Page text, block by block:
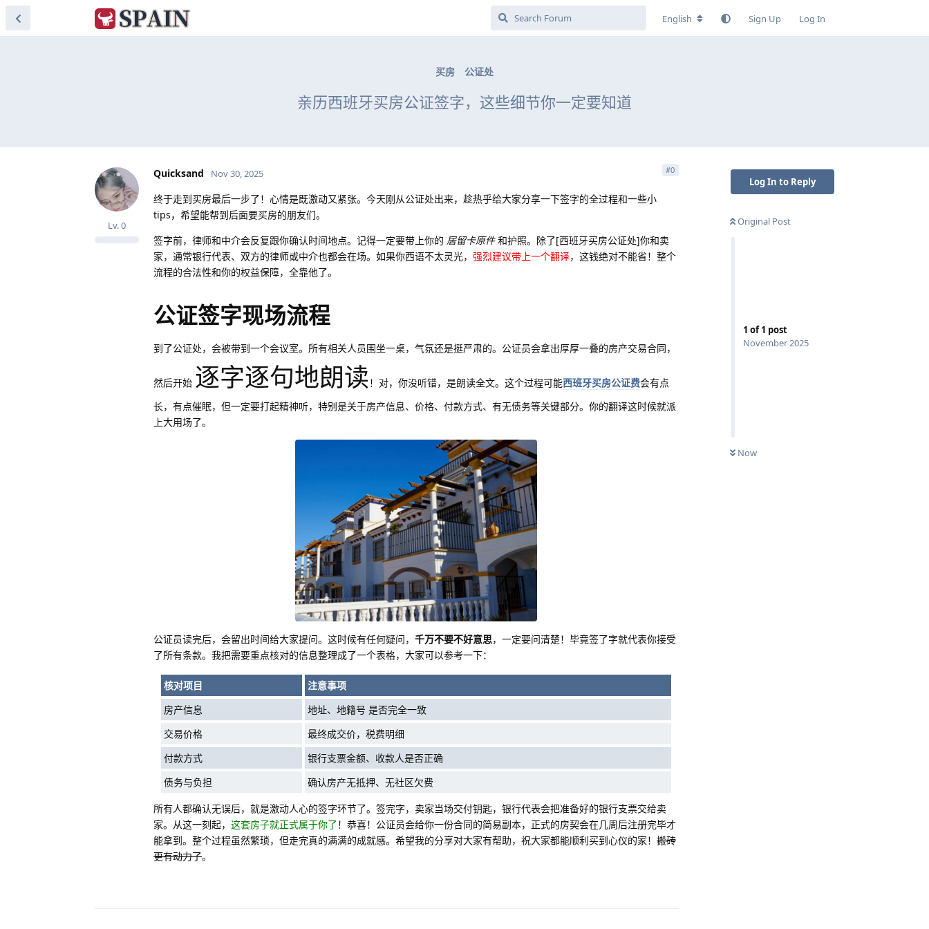
English Sign Up Log In
买房 公证处
亲历西班牙买房公证签字，这些细节你一定要知道
Log In to Reply
Original Post
1 of1 post
November 2025
Now
Quicksand
Lv.0
Nov 30, 2025 #0
终于走到买房最后一步了！心情是既激动又紧张。今天刚从公证处出来，趁热乎给大家分享一下签字的全过程和一些小
tips，希望能帮到后面要买房的朋友们。
签字前，律师和中介会反复跟你确认时间地点。记得一定要带上你的 居留卡原件和护照。除了[西班牙买房公证处]你和卖
家，通常银行代表、双方的律师或中介也都会在场。如果你西语不太灵光， 强烈建议带上一个翻译，这钱绝对不能省！整个
流程的合法性和你的权益保障，全靠他了。
公证签字现场流程
到了公证处，会被带到一个会议室。所有相关人员围坐一桌，气氛还是挺严肃的。公证员会拿出厚厚一叠的房产交易合同，
然后开始 逐字逐句地朗读 ！对，你没听错，是朗读全文。这个过程可能西班牙买房公证费会有点
长，有点催眠，但一定要打起精神听，特别是关于房产信息、价格、付款方式、有无债务等关键部分。你的翻译这时候就派
上大用场了。
公证员读完后，会留出时间给大家提问。这时候有任何疑问， 千万不要不好意思，一定要问清楚！毕竟签了字就代表你接受
了所有条款。我把需要重点核对的信息整理成了一个表格，大家可以参考一下：
核对项目
注意事项
房产信息
地址、地籍号 是否完全一致
交易价格
最终成交价，税费明细
付款方式
银行支票金额、收款人是否正确
债务与负担
确认房产无抵押、无社区欠费
所有人都确认无误后，就是激动人心的签字环节了。签完字，卖家当场交付钥匙，银行代表会把准备好的银行支票交给卖
家。从这一刻起， 这套房子就正式属于你了！恭喜！公证员会给你一份合同的简易副本，正式的房契会在几周后注册完毕才
能拿到。整个过程虽然繁琐，但走完真的满满的成就感。希望我的分享对大家有帮助，祝大家都能顺利买到心仪的家！ 搬砖
更有动力了。